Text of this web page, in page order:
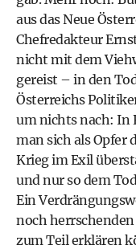
aus das Neue
Chefredakteur
nicht mit dem
gereist – in den
Österreichs
um nichts nach: In
man sich als Opfer
Krieg im Exil
und nur so dem
Ein
noch
zum Teil erklären